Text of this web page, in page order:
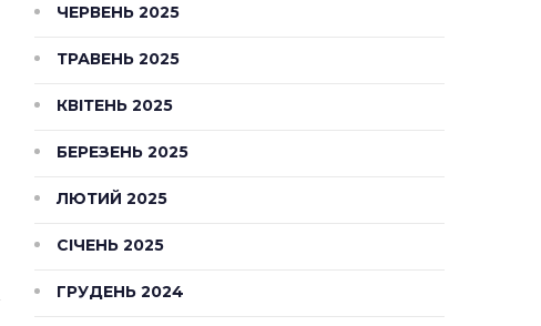
ЧЕРВЕНЬ 2025
ТРАВЕНЬ 2025
КВІТЕНЬ 2025
БЕРЕЗЕНЬ 2025
ЛЮТИЙ 2025
СІЧЕНЬ 2025
ГРУДЕНЬ 2024